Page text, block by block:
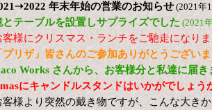
年末年始の営業のお知らせ (2021年
とテーブルを設置しサプライズでした (2021
客様にクリスマス・ランチをご馳走になり
プリザ」皆さんのご参加ありがとうござい
Works さんから、お客様分と私達に届き
にキャンドルスタンドはいかがでしょう
客様より突然の戴き物ですが、こんな大き